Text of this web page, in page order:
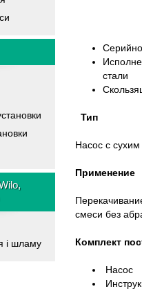
і шламу
стали
Тип
Насос с
Применение
смеси без
Комплект
Насос